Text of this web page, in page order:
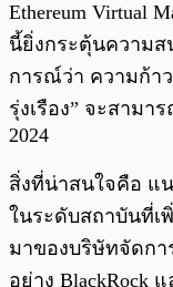
Ethereum Virtual
นี้ยิ่งกระตุ้นความส
การณ์ว่า ความก้า
รุ่งเรือง” จะสาม
2024
สิ่งที่น่าสนใจคือ แ
ในระดับสถาบันที่เ
มาของบริษัทจัดกา
อย่าง BlackRock